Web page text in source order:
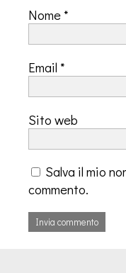
Nome *
Email *
Sito web
Salva il mio
commento.